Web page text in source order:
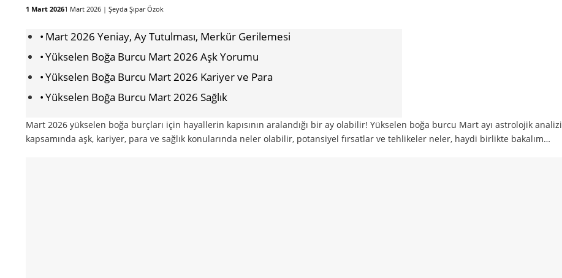
1 Mart 20261 Mart 2026 | Şeyda Şıpar Özok
Mart 2026 Yeniay, Ay Tutulması, Merkür Gerilemesi
Yükselen Boğa Burcu Mart 2026 Aşk Yorumu
Yükselen Boğa Burcu Mart 2026 Kariyer ve Para
Yükselen Boğa Burcu Mart 2026 Sağlık
Mart 2026 yükselen boğa burçları için hayallerin kapısının aralandığı bir ay olabilir! Yükselen boğa burcu Mart ayı astrolojik analizi
kapsamında aşk, kariyer, para ve sağlık konularında neler olabilir, potansiyel fırsatlar ve tehlikeler neler, haydi birlikte bakalım…